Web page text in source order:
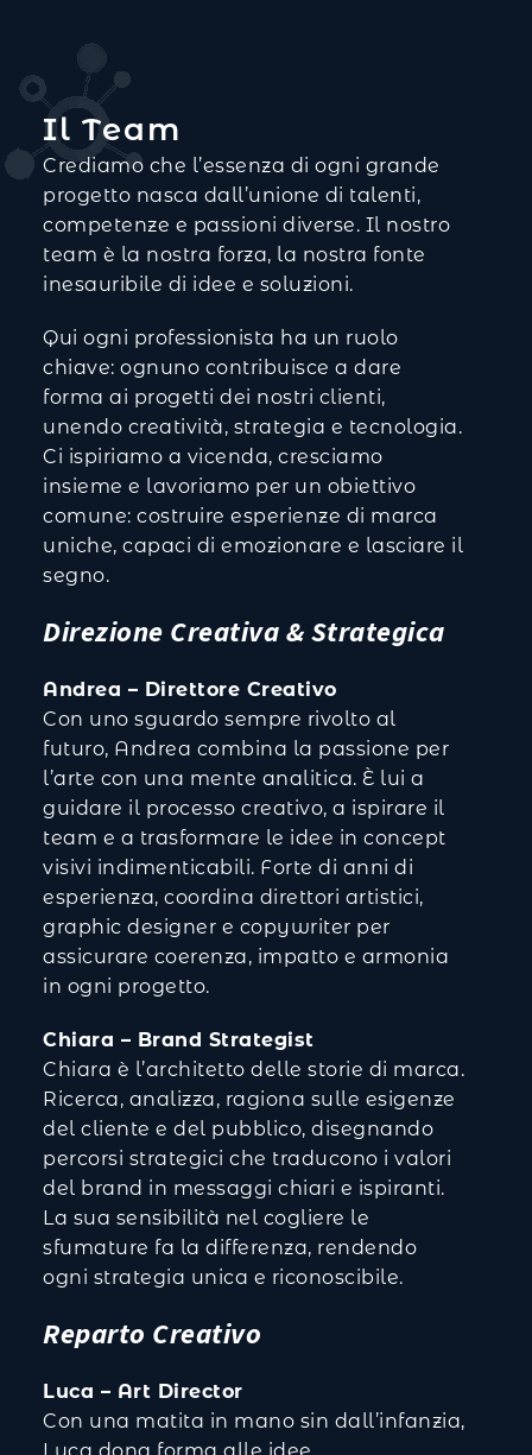
Il Team
Crediamo che l’essenza di ogni grande
progetto nasca dall’unione di talenti,
competenze e passioni diverse. Il nostro
team è la nostra forza, la nostra fonte
inesauribile di idee e soluzioni.
Qui ogni professionista ha un ruolo
chiave: ognuno contribuisce a dare
forma ai progetti dei nostri clienti,
unendo creatività, strategia e tecnologia.
Ci ispiriamo a vicenda, cresciamo
insieme e lavoriamo per un obiettivo
comune: costruire esperienze di marca
uniche, capaci di emozionare e lasciare il
segno.
Direzione Creativa & Strategica
Andrea – Direttore Creativo
Con uno sguardo sempre rivolto al
futuro, Andrea combina la passione per
l’arte con una mente analitica. È lui a
guidare il processo creativo, a ispirare il
team e a trasformare le idee in concept
visivi indimenticabili. Forte di anni di
esperienza, coordina direttori artistici,
graphic designer e copywriter per
assicurare coerenza, impatto e armonia
in ogni progetto.
Chiara – Brand Strategist
Chiara è l’architetto delle storie di marca.
Ricerca, analizza, ragiona sulle esigenze
del cliente e del pubblico, disegnando
percorsi strategici che traducono i valori
del brand in messaggi chiari e ispiranti.
La sua sensibilità nel cogliere le
sfumature fa la differenza, rendendo
ogni strategia unica e riconoscibile.
Reparto Creativo
Luca – Art Director
Con una matita in mano sin dall’infanzia,